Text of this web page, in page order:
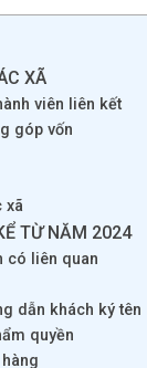
XÃ
viên liên kết
góp vốn
xã
TỪ NĂM 2024
có liên quan
dẫn khách ký tên
quyền